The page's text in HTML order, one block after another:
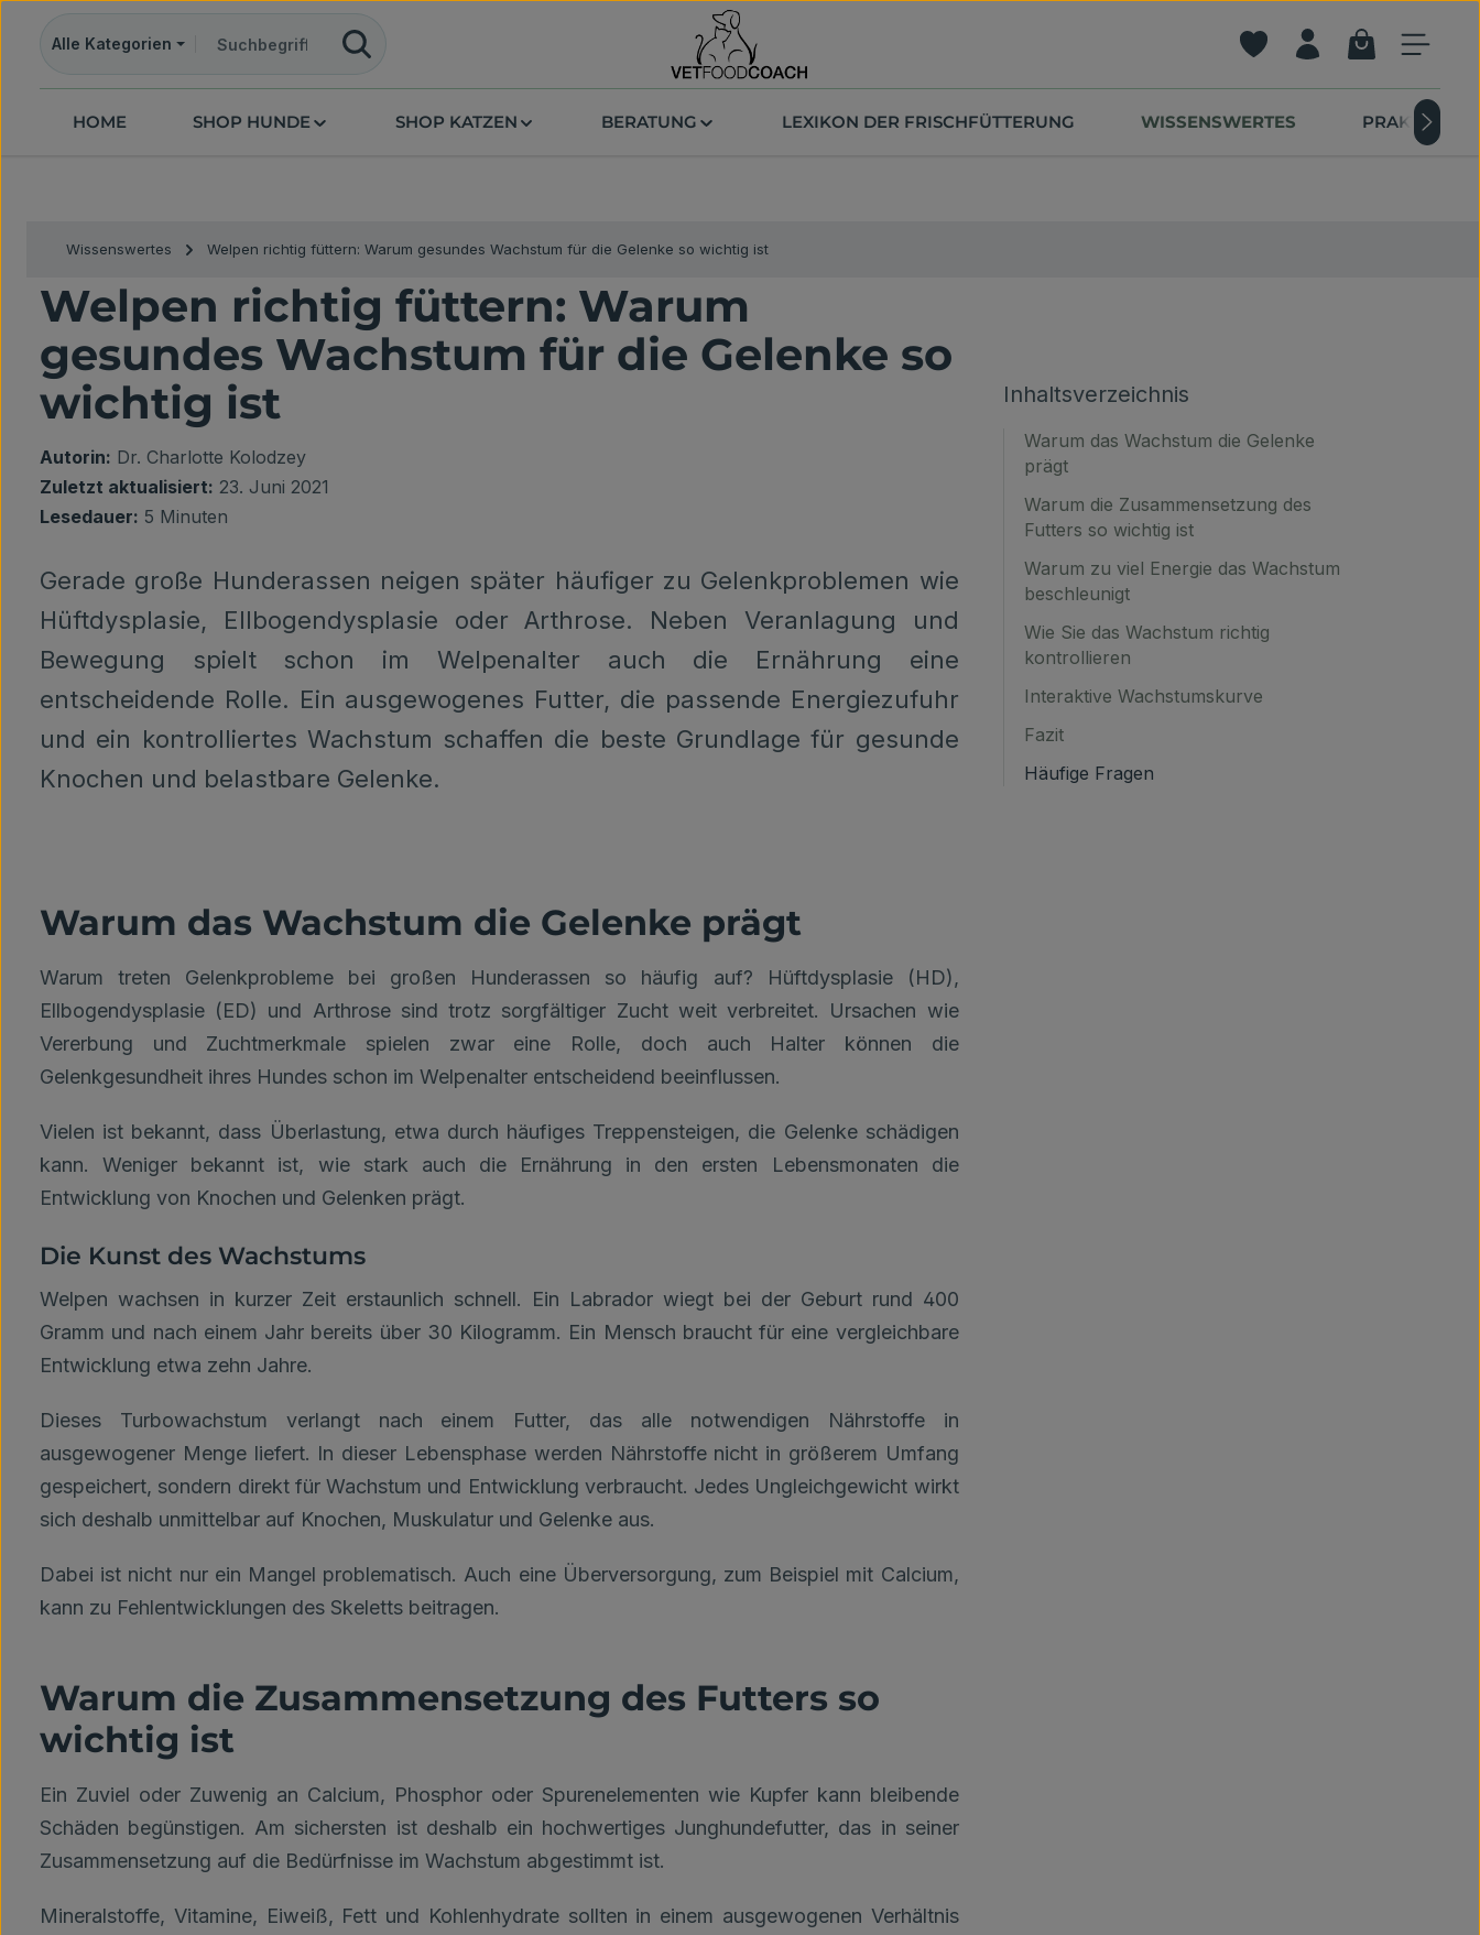
Hauptinhalt springen
Zur Suche springen
Zur Hauptnavigation springen
Alle Kategorien
Du hast 0 Produkte auf dem
Warenkorb
HOME SHOP HUNDE SHOP KATZEN BERATUNG LEXIKON DER FRISCHFÜTTERUNG WISSENSWERTES PRAKTISCHE
Wissenswertes Welpen richtig füttern: Warum gesundes Wachstum für die Gelenke so wichtig ist
Welpen richtig füttern: Warum
gesundes Wachstum für die Gelenke so
wichtig ist
Autorin: Dr. Charlotte Kolodzey
Zuletzt aktualisiert: 23. Juni 2021
Lesedauer: 5 Minuten
Gerade große Hunderassen neigen später häufiger zu Gelenkproblemen wie
Hüftdysplasie, Ellbogendysplasie oder Arthrose. Neben Veranlagung und
Bewegung spielt schon im Welpenalter auch die Ernährung eine
entscheidende Rolle. Ein ausgewogenes Futter, die passende Energiezufuhr
und ein kontrolliertes Wachstum schaffen die beste Grundlage für gesunde
Knochen und belastbare Gelenke.
Warum das Wachstum die Gelenke prägt
Warum treten Gelenkprobleme bei großen Hunderassen so häufig auf? Hüftdysplasie (HD),
Ellbogendysplasie (ED) und Arthrose sind trotz sorgfältiger Zucht weit verbreitet. Ursachen wie
Vererbung und Zuchtmerkmale spielen zwar eine Rolle, doch auch Halter können die
Gelenkgesundheit ihres Hundes schon im Welpenalter entscheidend beeinflussen.
Vielen ist bekannt, dass Überlastung, etwa durch häufiges Treppensteigen, die Gelenke schädigen
kann. Weniger bekannt ist, wie stark auch die Ernährung in den ersten Lebensmonaten die
Entwicklung von Knochen und Gelenken prägt.
Die Kunst des Wachstums
Welpen wachsen in kurzer Zeit erstaunlich schnell. Ein Labrador wiegt bei der Geburt rund 400
Gramm und nach einem Jahr bereits über 30 Kilogramm. Ein Mensch braucht für eine vergleichbare
Entwicklung etwa zehn Jahre.
Dieses Turbowachstum verlangt nach einem Futter, das alle notwendigen Nährstoffe in
ausgewogener Menge liefert. In dieser Lebensphase werden Nährstoffe nicht in größerem Umfang
gespeichert, sondern direkt für Wachstum und Entwicklung verbraucht. Jedes Ungleichgewicht wirkt
sich deshalb unmittelbar auf Knochen, Muskulatur und Gelenke aus.
Dabei ist nicht nur ein Mangel problematisch. Auch eine Überversorgung, zum Beispiel mit Calcium,
kann zu Fehlentwicklungen des Skeletts beitragen.
Warum die Zusammensetzung des Futters so
wichtig ist
Ein Zuviel oder Zuwenig an Calcium, Phosphor oder Spurenelementen wie Kupfer kann bleibende
Schäden begünstigen. Am sichersten ist deshalb ein hochwertiges Junghundefutter, das in seiner
Zusammensetzung auf die Bedürfnisse im Wachstum abgestimmt ist.
Mineralstoffe, Vitamine, Eiweiß, Fett und Kohlenhydrate sollten in einem ausgewogenen Verhältnis
Inhaltsverzeichnis
Warum das Wachstum die Gelenke
prägt
Warum die Zusammensetzung des
Futters so wichtig ist
Warum zu viel Energie das Wachstum
beschleunigt
Wie Sie das Wachstum richtig
kontrollieren
Interaktive Wachstumskurve
Fazit
Häufige Fragen